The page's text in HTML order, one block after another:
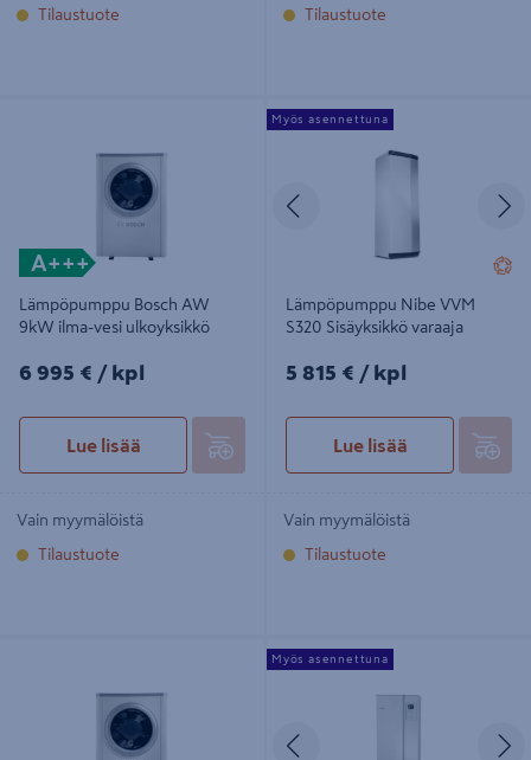
Tilaustuote Tilaustuote
A+++
Lämpöpumppu Bosch AW
9kW ilma-vesi ulkoyksikkö
6995€/kpl
6 995 € / kpl
Lue lisää
Vain myymälöistä
Tilaustuote
Lämpöpumppu Nibe VVM S320
Sisäyksikkö varaaja
Lämpöpumppu Nibe VVM
S320 Sisäyksikkö varaaja
5815€/kpl
5 815 € / kpl
Lue lisää
Myös asennettuna
Vain myymälöistä
Tilaustuote
Lämpöpumppu Nibe Vvm 225
Sisäyksikkö Varaaja
Myös asennettuna